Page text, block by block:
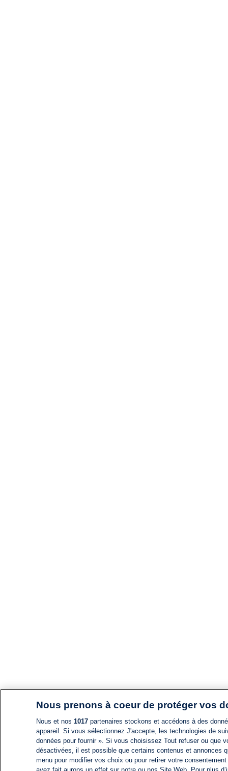
Nous prenons à coeur de protéger vos
Nous et nos 1017partenaires stockons et accédons à des
appareil. Si vous sélectionnez J'accepte, les technologies de
données pour fournir ». Si vous choisissez Tout refuser ou
désactivées, il est possible que certains contenus et annonces
menu pour modifier vos choix ou pour retirer votre